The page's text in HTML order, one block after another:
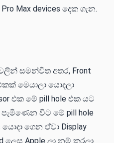
Max devices දෙක ගැන.
සමන්විත අතර, Front
මෙයාලා යොදලා
එක මේ pill hole එක යට
පැමිණෙන විට මේ pill hole
ගෙන ඒවා Display
ලෙස Apple ලා නම් කරලා